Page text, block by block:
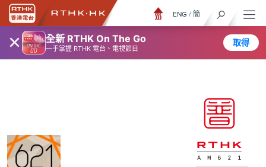
× 全新 RTHK On The Go
一手掌握 RTHK 電台、電視節目
取得
ENG / 簡